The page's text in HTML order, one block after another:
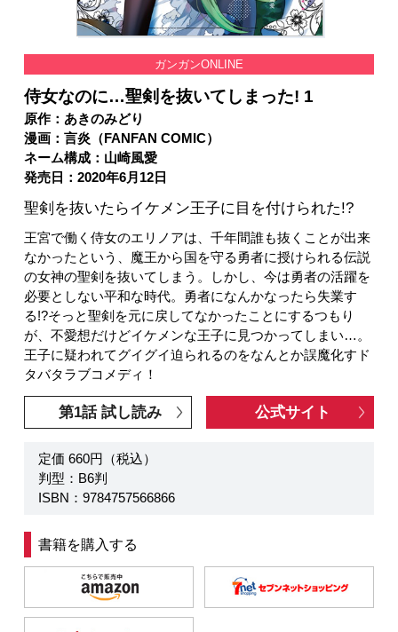
ガンガンONLINE
侍女なのに…聖剣を抜いてしまった! 1
原作：あきのみどり
漫画：言炎（FANFAN COMIC）
ネーム構成：山崎風愛
発売日：2020年6月12日
聖剣を抜いたらイケメン王子に目を付けられた!?
王宮で働く侍女のエリノアは、千年間誰も抜くことが出来
なかったという、魔王から国を守る勇者に授けられる伝説
の女神の聖剣を抜いてしまう。しかし、今は勇者の活躍を
必要としない平和な時代。勇者になんかなったら失業す
る!?そっと聖剣を元に戻してなかったことにするつもり
が、不愛想だけどイケメンな王子に見つかってしまい…。
王子に疑われてグイグイ迫られるのをなんとか誤魔化すド
タバタラブコメディ！
第1話 試し読み 公式サイト
定価 660円（税込）
判型：B6判
ISBN：9784757566866
書籍を購入する